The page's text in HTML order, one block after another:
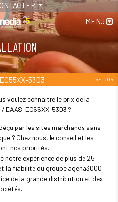
MENU
53D3 RETOUR
voulez connaitre le prix de la
EAAS-EC55XX-53D3 ?
par les sites marchands sans
? Chez nous, le conseil et les
nos priorités.
notre expérience de plus de 25
la fiabilité du groupe agena3000
de la grande distribution et des